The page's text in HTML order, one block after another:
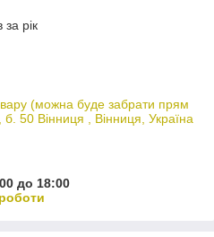
за рік
(можна буде забрати прям
б. 50 Вінниця , Вінниця, Україна
до 18:00